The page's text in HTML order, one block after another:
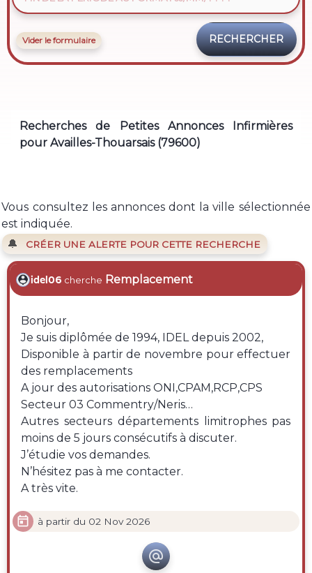
Vider le formulaire
Recherches de Petites Annonces Infirmières
pour Availles-Thouarsais (79600)
Vous consultez les annonces dont la ville sélectionnée
est indiquée.
🔔 CRÉER UNE ALERTE POUR CETTE RECHERCHE
idel06 cherche Remplacement
Bonjour,
Je suis diplômée de 1994, IDEL depuis 2002,
Disponible à partir de novembre pour effectuer
des remplacements
A jour des autorisations ONI,CPAM,RCP,CPS
Secteur 03 Commentry/Neris…
Autres secteurs départements limitrophes pas
moins de 5 jours consécutifs à discuter.
J’étudie vos demandes.
N’hésitez pas à me contacter.
A très vite.
 à partir du 02 Nov 2026
